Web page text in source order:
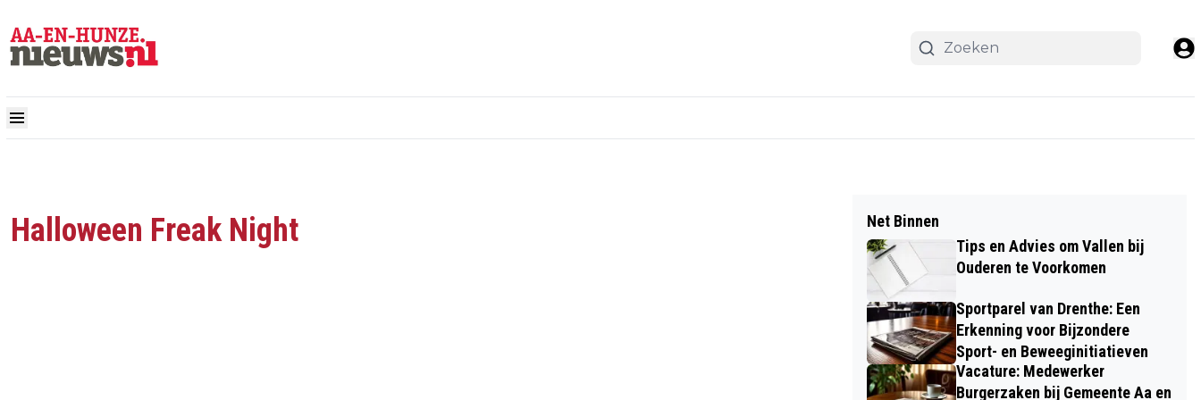
Halloween Freak Night
Net Binnen
Tips en Advies om Vallen bij
Ouderen te Voorkomen
Sportparel van Drenthe: Een
Erkenning voor Bijzondere
Sport- en Beweeginitiatieven
Vacature: Medewerker
Burgerzaken bij Gemeente Aa en